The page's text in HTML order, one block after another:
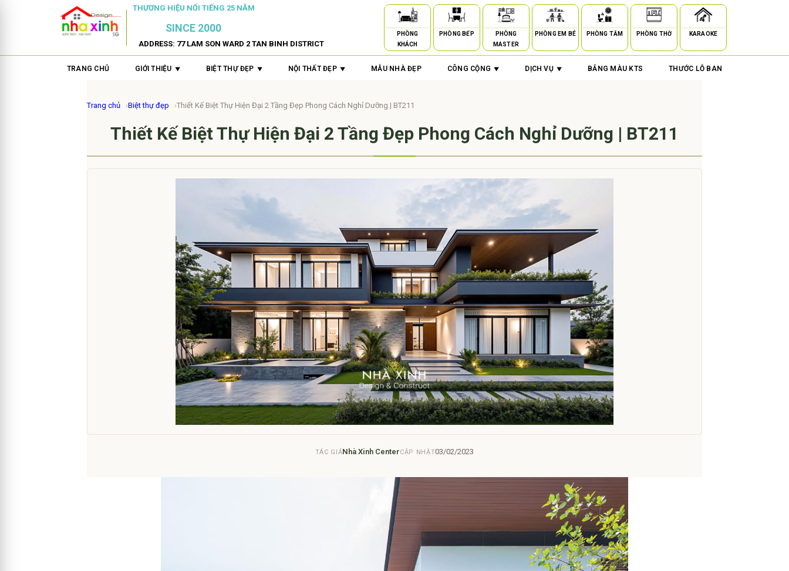
THƯƠNG HIỆU NỔI TIẾNG 25 NĂM
SINCE 2000
ADDRESS: 77 LAM SON WARD 2 TAN BINH DISTRICT
PHÒNG
KHÁCH
PHÒNG BẾP
PHÒNG
MASTER
PHÒNG EM BÉ PHÒNG TẮM PHÒNG THỜ KARAOKE
TRANG CHỦ GIỚI THIỆU BIỆT THỰ ĐẸP NỘI THẤT ĐẸP MẪU NHÀ ĐẸP CÔNG CỘNG DỊCH VỤ BẢNG MÀU KTS THƯỚC LỖ BAN
Trang chủ Biệt thự đẹp Thiết Kế Biệt Thự Hiện Đại 2 Tầng Đẹp Phong Cách Nghỉ Dưỡng | BT211
Thiết Kế Biệt Thự Hiện Đại 2 Tầng Đẹp Phong Cách Nghỉ Dưỡng | BT211
TÁC GIẢNhà Xinh CenterCẬP NHẬT03/02/2023